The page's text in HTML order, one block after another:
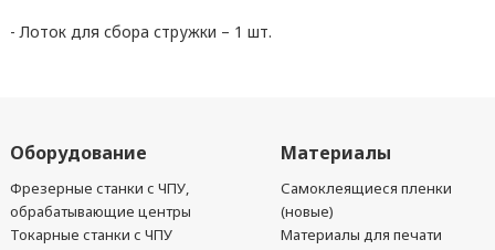
- Лоток для сбора стружки – 1 шт.
Оборудование
Фрезерные станки с ЧПУ,
обрабатывающие центры
Токарные станки с ЧПУ
Материалы
Самоклеящиеся пленки
(новые)
Материалы для печати